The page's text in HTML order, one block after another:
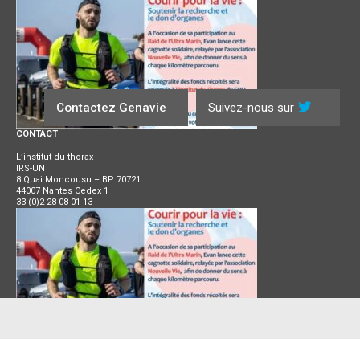
CONTACT
L’institut du thorax
IRS-UN
8 Quai Moncousu – BP 70721
44007 Nantes Cedex 1
33 (0)2 28 08 01 13
Contactez Genavie Suivez-nous sur